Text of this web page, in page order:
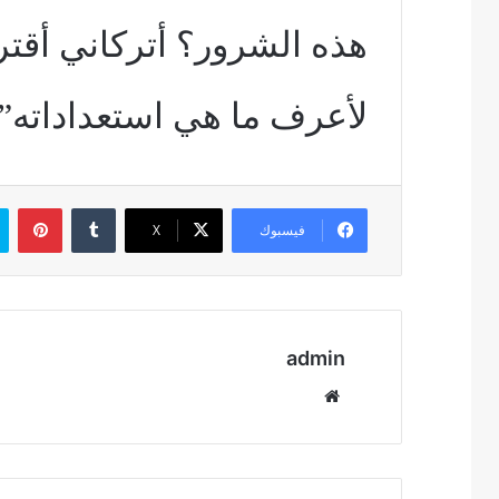
هذه الشرور؟ أتركاني
لأعرف ما هي
فيسبوك ‫X
admin